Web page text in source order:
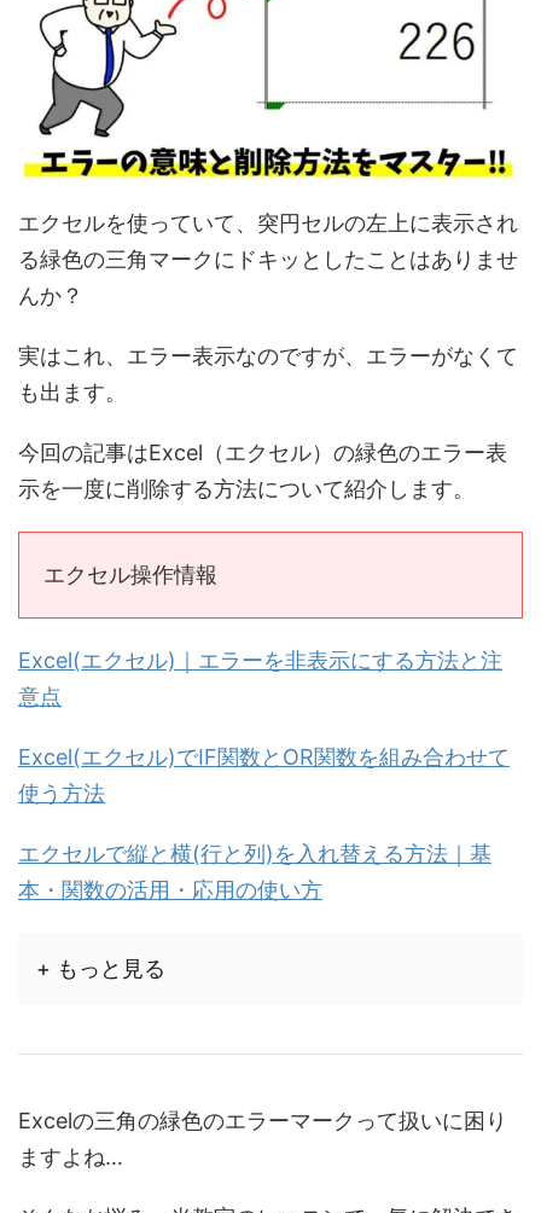
エクセルを使っていて、突円セルの左上に表示され
る緑色の三角マークにドキッとしたことはありませ
んか？
実はこれ、エラー表示なのですが、エラーがなくて
も出ます。
今回の記事はExcel（エクセル）の緑色のエラー表
示を一度に削除する方法について紹介します。
エクセル操作情報
Excel(エクセル)｜エラーを非表示にする方法と注
意点
Excel(エクセル)でIF関数とOR関数を組み合わせて
使う方法
エクセルで縦と横(行と列)を入れ替える方法｜基
本・関数の活用・応用の使い方
+ もっと見る
Excelの三角の緑色のエラーマークって扱いに困り
ますよね…